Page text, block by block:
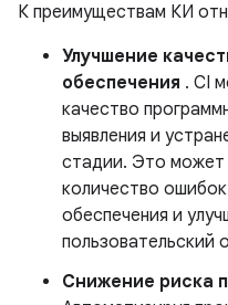
К преимуществам КИ
Улучшение
обеспечения . CI
качество
выявления и
стадии. Это может
количество
обеспечения и
пользовательский
Снижение риска